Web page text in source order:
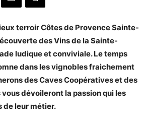
terroir Côtes de Provence Sainte-
des Vins de la Sainte-
ludique et conviviale. Le temps
dans les vignobles fraichement
des Caves Coopératives et des
dévoileront la passion qui les
de leur métier.